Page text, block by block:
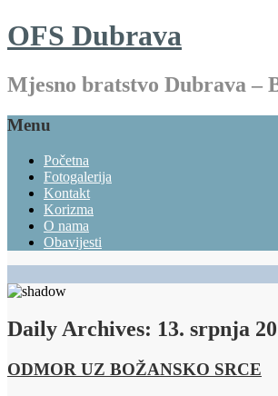
OFS Dubrava
Mjesno bratstvo Dubrava –
Menu
Početna
Fotogalerija
Kontakt
Korizma
O nama
Obavijesti
Daily Archives: 13. srpnja
ODMOR UZ BOŽANSKO SRCE